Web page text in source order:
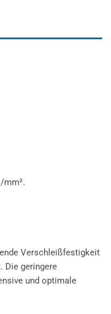
mm².
Verschleißfestigkeit
Die geringere
und optimale